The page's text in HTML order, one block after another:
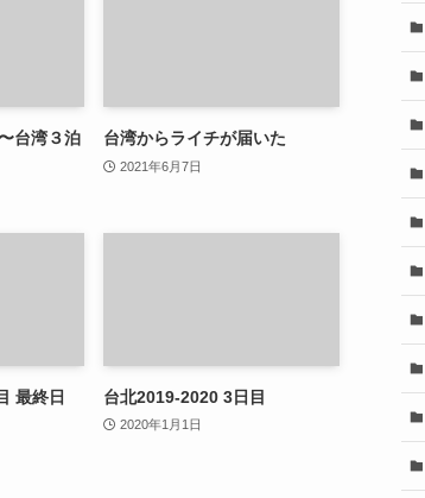
台湾３泊
台湾からライチが届いた
2021年6月7日
最終日 台北2019-2020 3日目
2020年1月1日